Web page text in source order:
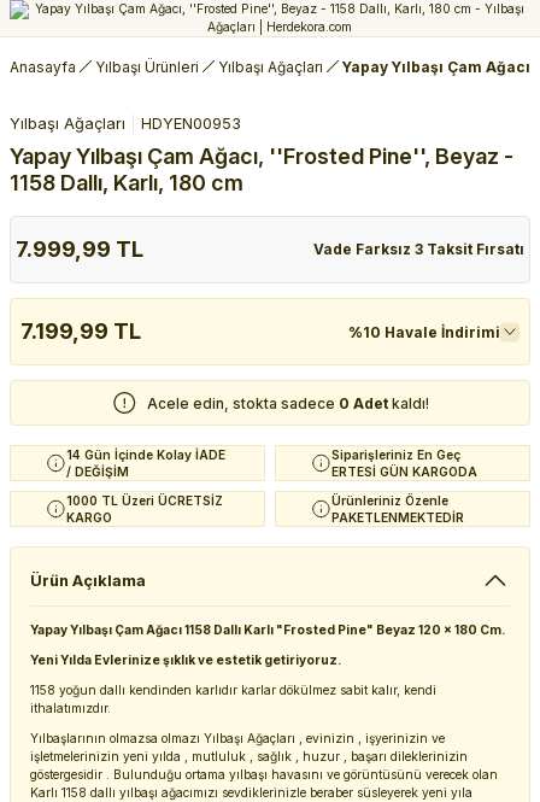
Anasayfa Yılbaşı Ürünleri Yılbaşı Ağaçları Yapay Yılbaşı Çam
Yılbaşı Ağaçları HDYEN00953
Yapay Yılbaşı Çam Ağacı, ''Frosted Pine'', Beyaz -
1158 Dallı, Karlı, 180 cm
7.999,99 TL Vade Farksız 3 Taksit Fırsatı
7.199,99 TL %10 Havale İndirimi
Acele edin, stokta sadece 0 Adet kaldı!
14 Gün İçinde Kolay İADE
/ DEĞİŞİM
Siparişleriniz En Geç
ERTESİ GÜN KARGODA
1000 TL Üzeri ÜCRETSİZ
KARGO
Ürünleriniz Özenle
PAKETLENMEKTEDİR
Ürün Açıklama
Yapay Yılbaşı Çam Ağacı 1158 Dallı Karlı "Frosted Pine" Beyaz 120 x 180 Cm.
Yeni Yılda Evlerinize şıklık ve estetik getiriyoruz.
1158 yoğun dallı kendinden karlıdır karlar dökülmez sabit kalır, kendi
ithalatımızdır.
Yılbaşlarının olmazsa olmazı Yılbaşı Ağaçları , evinizin , işyerinizin ve
işletmelerinizin yeni yılda , mutluluk , sağlık , huzur , başarı dileklerinizin
göstergesidir . Bulunduğu ortama yılbaşı havasını ve görüntüsünü verecek olan
Karlı 1158 dallı yılbaşı ağacımızı sevdiklerinizle beraber süsleyerek yeni yıla